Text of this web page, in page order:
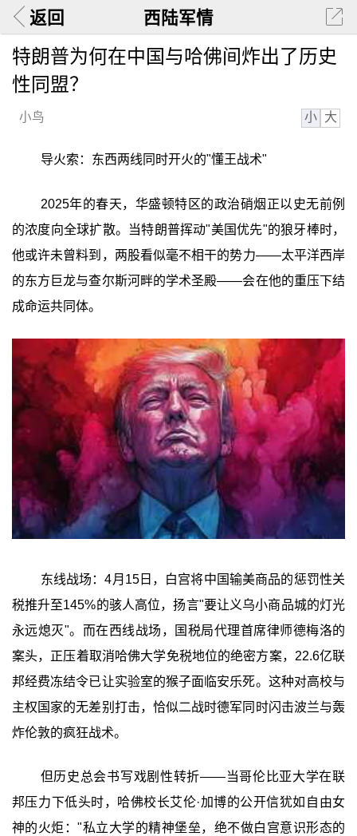
返回 西陆军情
特朗普为何在中国与哈佛间炸出了历史
性同盟？
小鸟 小 大
导火索：东西两线同时开火的"懂王战术"
2025年的春天，华盛顿特区的政治硝烟正以史无前例
的浓度向全球扩散。当特朗普挥动"美国优先"的狼牙棒时，
他或许未曾料到，两股看似毫不相干的势力——太平洋西岸
的东方巨龙与查尔斯河畔的学术圣殿——会在他的重压下结
成命运共同体。
东线战场：4月15日，白宫将中国输美商品的惩罚性关
税推升至145%的骇人高位，扬言"要让义乌小商品城的灯光
永远熄灭"。而在西线战场，国税局代理首席律师德梅洛的
案头，正压着取消哈佛大学免税地位的绝密方案，22.6亿联
邦经费冻结令已让实验室的猴子面临安乐死。这种对高校与
主权国家的无差别打击，恰似二战时德军同时闪击波兰与轰
炸伦敦的疯狂战术。
但历史总会书写戏剧性转折——当哥伦比亚大学在联
邦压力下低头时，哈佛校长艾伦·加博的公开信犹如自由女
神的火炬："私立大学的精神堡垒，绝不做白宫意识形态的